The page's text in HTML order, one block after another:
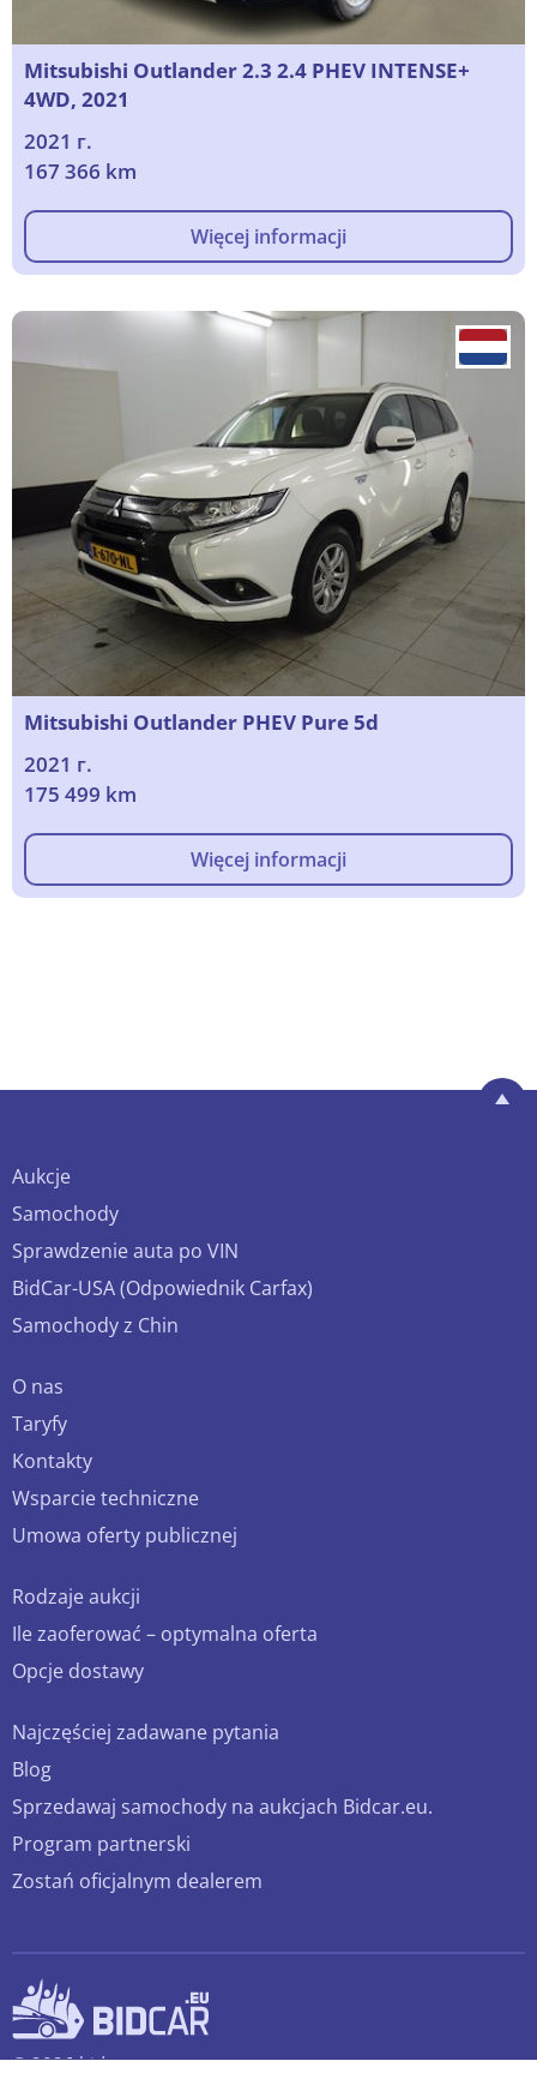
Mitsubishi Outlander 2.3 2.4 PHEV INTENSE+
4WD, 2021
2021 г.
167 366 km
Więcej informacji
Mitsubishi Outlander PHEV Pure 5d
2021 г.
175 499 km
Więcej informacji
Aukcje
Samochody
Sprawdzenie auta po VIN
BidCar-USA (Odpowiednik Carfax)
Samochody z Chin
O nas
Taryfy
Kontakty
Wsparcie techniczne
Umowa oferty publicznej
Rodzaje aukcji
Ile zaoferować – optymalna oferta
Opcje dostawy
Najczęściej zadawane pytania
Blog
Sprzedawaj samochody na aukcjach Bidcar.eu.
Program partnerski
Zostań oficjalnym dealerem
© 2026 bidcar.eu